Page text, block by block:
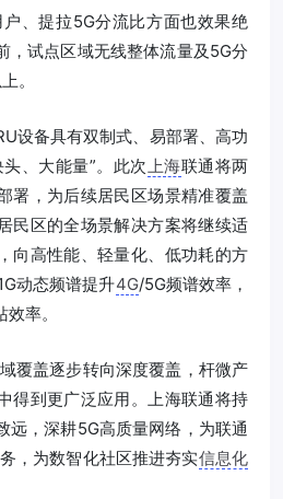
、提拉5G分流比方面也效果绝
，试点区域无线整体流量及5G分
。
设备具有双制式、易部署、高功
、大能量”。此次 上海联通将两
署，为后续居民区场景精准覆盖
民区的全场景解决方案将继续适
向高性能、轻量化、低功耗的方
动态频谱提升4G/5G频谱效率，
率。
覆盖逐步转向深度覆盖，杆微产
得到更广泛应用。上海联通将持
远，深耕5G高质量网络，为联通
，为数智化社区推进夯实信息化